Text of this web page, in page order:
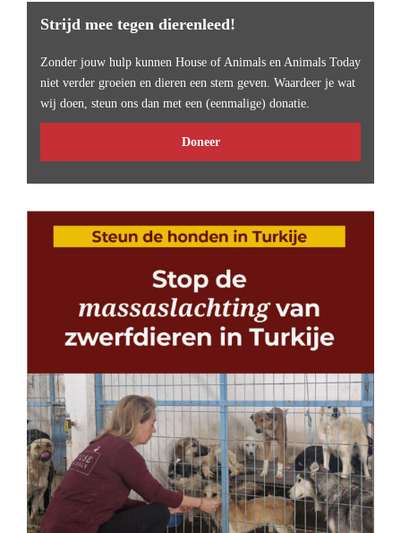
Strijd mee tegen dierenleed!
Zonder jouw hulp kunnen House of Animals en Animals Today
niet verder groeien en dieren een stem geven. Waardeer je wat
wij doen, steun ons dan met een (eenmalige) donatie.
Doneer